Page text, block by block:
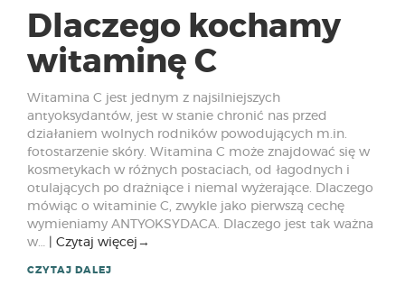
Dlaczego kochamy
witaminę C
Witamina C jest jednym z najsilniejszych
antyoksydantów, jest w stanie chronić nas przed
działaniem wolnych rodników powodujących m.in.
fotostarzenie skóry. Witamina C może znajdować się w
kosmetykach w różnych postaciach, od łagodnych i
otulających po drażniące i niemal wyżerające. Dlaczego
mówiąc o witaminie C, zwykle jako pierwszą cechę
wymieniamy ANTYOKSYDACA. Dlaczego jest tak ważna
w…
Czytaj więcej →
CZYTAJ DALEJ